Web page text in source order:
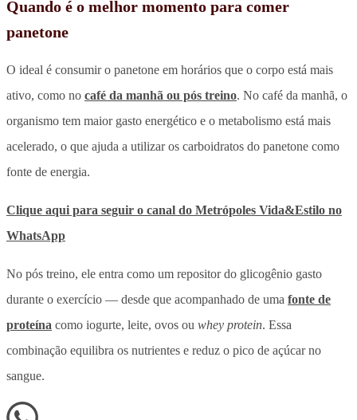
Quando é o melhor momento para comer
panetone
O ideal é consumir o panetone em horários que o corpo está mais
ativo, como no café da manhã ou pós treino. No café da manhã, o
organismo tem maior gasto energético e o metabolismo está mais
acelerado, o que ajuda a utilizar os carboidratos do panetone como
fonte de energia.
Clique aqui para seguir o canal do Metrópoles Vida&Estilo no
WhatsApp
No pós treino, ele entra como um repositor do glicogênio gasto
durante o exercício — desde que acompanhado de uma fonte de
proteína como iogurte, leite, ovos ou whey protein. Essa
combinação equilibra os nutrientes e reduz o pico de açúcar no
sangue.